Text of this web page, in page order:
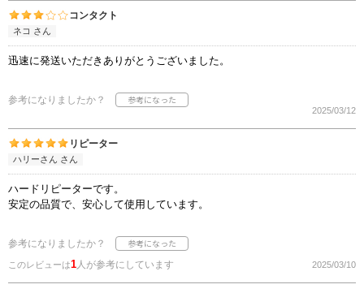
コンタクト
ネコ さん
迅速に発送いただきありがとうございました。
参考になりましたか？
2025/03/12
リピーター
ハリーさん さん
ハードリピーターです。
安定の品質で、安心して使用しています。
参考になりましたか？
このレビューは1人が参考にしています 2025/03/10